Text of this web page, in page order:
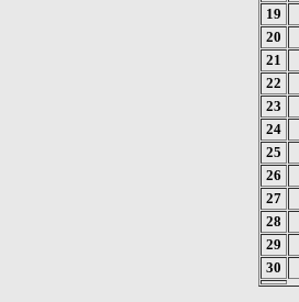
19
20
21
22
23
24
25
26
27
28
29
30